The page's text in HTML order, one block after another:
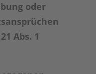
oder
Abs. 1